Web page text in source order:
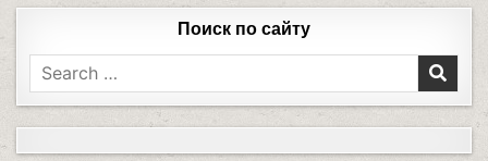
Поиск по сайту